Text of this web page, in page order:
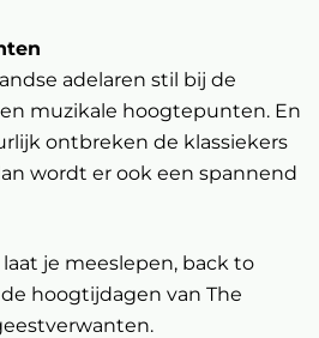
adelaren stil bij de
muzikale hoogtepunten. En
ontbreken de klassiekers
wordt er ook een spannend
je meeslepen, back to
hoogtijdagen van The